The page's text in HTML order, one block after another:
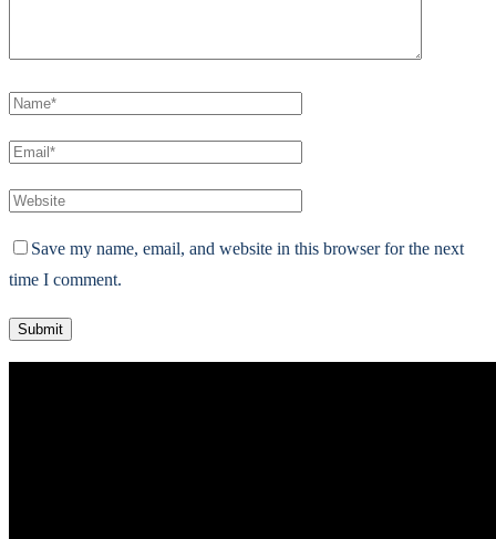
Save my name, email, and website in this browser for the next
time I comment.